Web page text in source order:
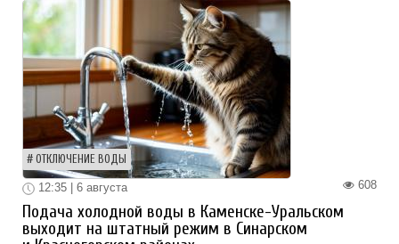
ОТКЛЮЧЕНИЕ ВОДЫ
608
12:35 | 6 августа
Подача холодной воды в Каменске-Уральском
выходит на штатный режим в Синарском